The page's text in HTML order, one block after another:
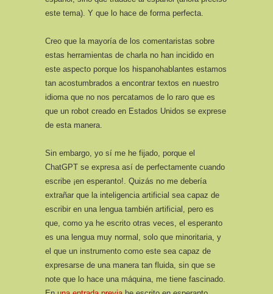
este tema). Y que lo hace de forma perfecta.
Creo que la mayoría de los comentaristas sobre
estas herramientas de charla no han incidido en
este aspecto porque los hispanohablantes estamos
tan acostumbrados a encontrar textos en nuestro
idioma que no nos percatamos de lo raro que es
que un robot creado en Estados Unidos se exprese
de esta manera.
Sin embargo, yo sí me he fijado, porque el
ChatGPT se expresa así de perfectamente cuando
escribe ¡en esperanto!. Quizás no me debería
extrañar que la inteligencia artificial sea capaz de
escribir en una lengua también artificial, pero es
que, como ya he escrito otras veces, el esperanto
es una lengua muy normal, solo que minoritaria, y
el que un instrumento como este sea capaz de
expresarse de una manera tan fluida, sin que se
note que lo hace una máquina, me tiene fascinado.